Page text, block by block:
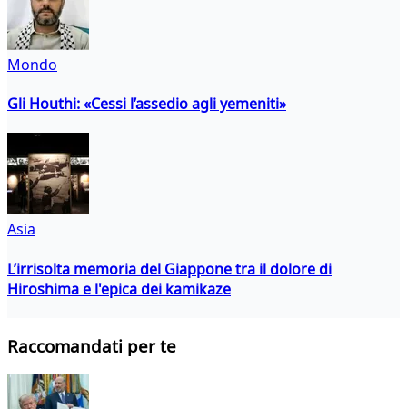
Mondo
Gli Houthi: «Cessi l’assedio agli yemeniti»
Asia
L’irrisolta memoria del Giappone tra il dolore di
Hiroshima e l'epica dei kamikaze
Raccomandati per te